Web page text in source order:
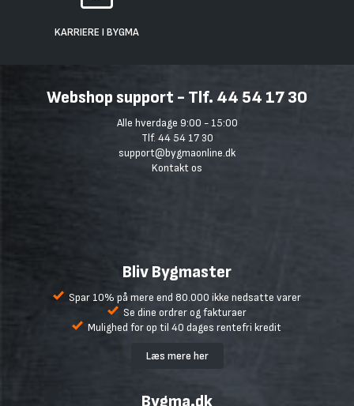
KARRIERE I BYGMA
Webshop support - Tlf. 44 54 17 30
Alle hverdage 9:00 - 15:00
Tlf. 44 54 17 30
support@bygmaonline.dk
Kontakt os
Bliv Bygmaster
Spar 10% på mere end 80.000 ikke nedsatte varer
Se dine ordrer og fakturaer
Mulighed for op til 40 dages rentefri kredit
Læs mere her
Bygma.dk